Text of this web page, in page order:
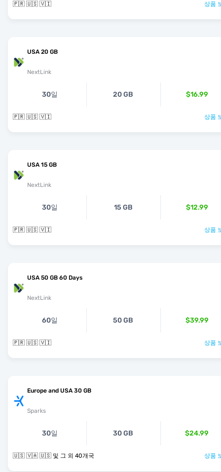
🇵🇷 🇺🇸 🇻🇮 상품
USA 20 GB
NextLink
30일 20 GB $16.99
🇵🇷 🇺🇸 🇻🇮 상품
USA 15 GB
NextLink
30일 15 GB $12.99
🇵🇷 🇺🇸 🇻🇮 상품
USA 50 GB 60 Days
NextLink
60일 50 GB $39.99
🇵🇷 🇺🇸 🇻🇮 상품
Europe and USA 30 GB
Sparks
30일 30 GB $24.99
🇺🇸 🇻🇦 🇺🇸 및 그 외 40개국 상품